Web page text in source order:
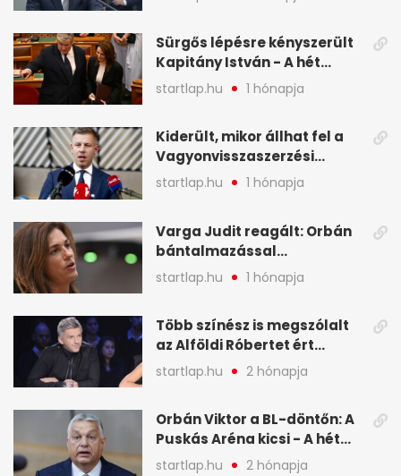
legfontosabb hírei
Sürgős lépésre kényszerült
Kapitány István - A hét
legfontosabb hírei
képekben
startlap.hu 1 hónapja
Kiderült, mikor állhat fel a
Vagyonvisszaszerzési
Hivatal - A hét legfontosabb
hírei képekben
startlap.hu 1 hónapja
Varga Judit reagált: Orbán
bántalmazással
kapcsolatban emlegette - A
hét legfontosabb hírei
startlap.hu 1 hónapja
Több színész is megszólalt
az Alföldi Róbertet ért
vádakról - A hét
legfontosabb hírei
startlap.hu 2 hónapja
Orbán Viktor a BL-döntőn: A
Puskás Aréna kicsi - A hét
legfontosabb hírei képeken
startlap.hu 2 hónapja